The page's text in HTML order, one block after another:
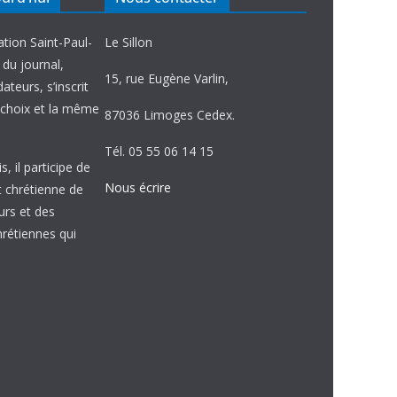
Saint-Paul-
journal,
s’inscrit
et la même
il participe de
chrétienne de
et des
qui
Le Sillon
15, rue Eugène Varlin,
87036 Limoges Cedex.
Tél. 05 55 06 14 15
Nous écrire